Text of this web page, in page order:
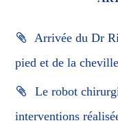
Arrivée du Dr
pied et de la
Le robot
interventions